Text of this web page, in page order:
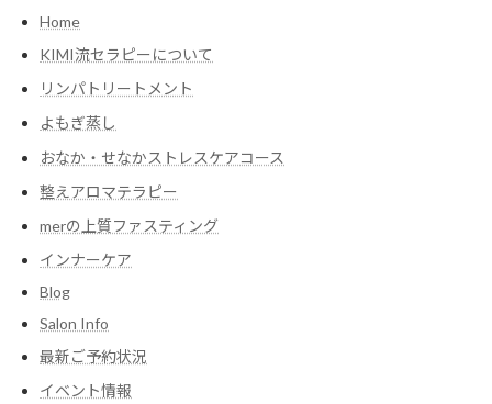
Home
KIMI流セラピーについて
リンパトリートメント
よもぎ蒸し
おなか・せなかストレスケアコース
整えアロマテラピー
merの上質ファスティング
インナーケア
Blog
Salon Info
最新ご予約状況
イベント情報